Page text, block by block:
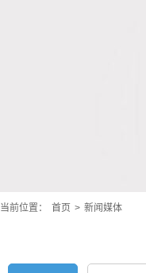
当前位置： 首页 > 新闻媒体